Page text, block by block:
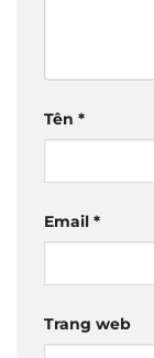
Tên *
Email *
Trang web